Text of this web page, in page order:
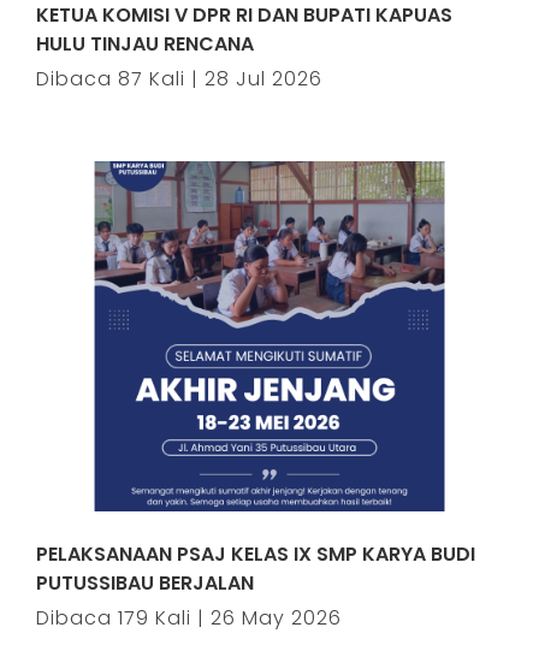
KETUA KOMISI V DPR RI DAN BUPATI KAPUAS
HULU TINJAU RENCANA
Dibaca 87 Kali | 28 Jul 2026
PELAKSANAAN PSAJ KELAS IX SMP KARYA BUDI
PUTUSSIBAU BERJALAN
Dibaca 179 Kali | 26 May 2026